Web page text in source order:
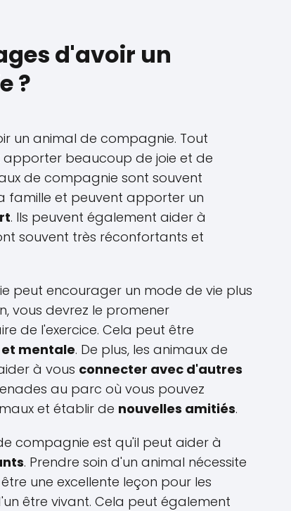
d'avoir un
?
un animal de compagnie. Tout
beaucoup de joie et de
de compagnie sont souvent
famille et peuvent apporter un
. Ils peuvent également aider à
souvent très réconfortants et
peut encourager un mode de vie plus
vous devrez le promener
de l'exercice. Cela peut être
mentale. De plus, les animaux de
à vous connecter avec d'autres
au parc où vous pouvez
et établir de nouvelles amitiés.
compagnie est qu'il peut aider à
. Prendre soin d'un animal nécessite
une excellente leçon pour les
être vivant. Cela peut également